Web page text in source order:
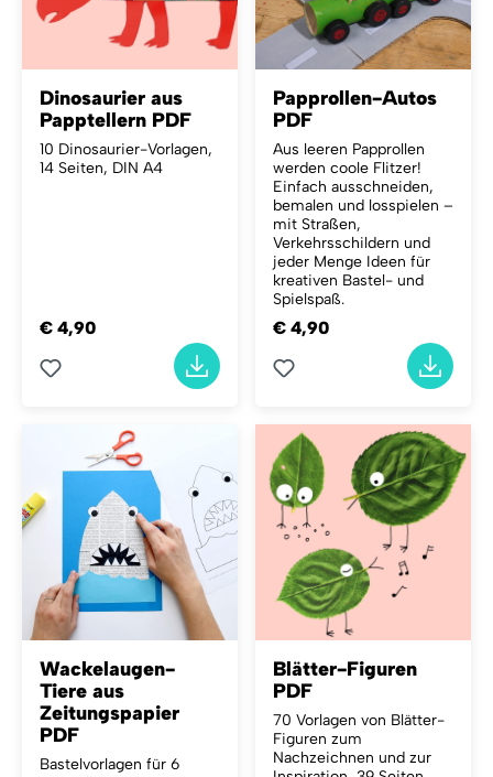
Dinosaurier aus
Papptellern PDF
10 Dinosaurier-Vorlagen,
14 Seiten, DIN A4
€ 4,90
Papprollen-Autos
PDF
Aus leeren Papprollen
werden coole Flitzer!
Einfach ausschneiden,
bemalen und losspielen –
mit Straßen,
Verkehrsschildern und
jeder Menge Ideen für
kreativen Bastel- und
Spielspaß.
€ 4,90
Wackelaugen-
Tiere aus
Zeitungspapier
PDF
Bastelvorlagen für 6
Blätter-Figuren
PDF
70 Vorlagen von Blätter-
Figuren zum
Nachzeichnen und zur